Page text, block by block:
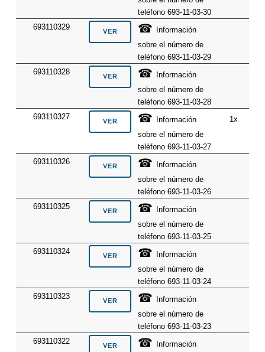
teléfono 693-11-03-30
693110329
☎
Información
sobre el número de
teléfono 693-11-03-29
693110328
☎
Información
sobre el número de
teléfono 693-11-03-28
693110327
☎
Información
sobre el número de
teléfono 693-11-03-27
1x
693110326 ☎
Información
sobre el número de
teléfono 693-11-03-26
693110325
☎
Información
sobre el número de
teléfono 693-11-03-25
693110324
☎
Información
sobre el número de
teléfono 693-11-03-24
693110323
☎
Información
sobre el número de
teléfono 693-11-03-23
693110322
☎
Información